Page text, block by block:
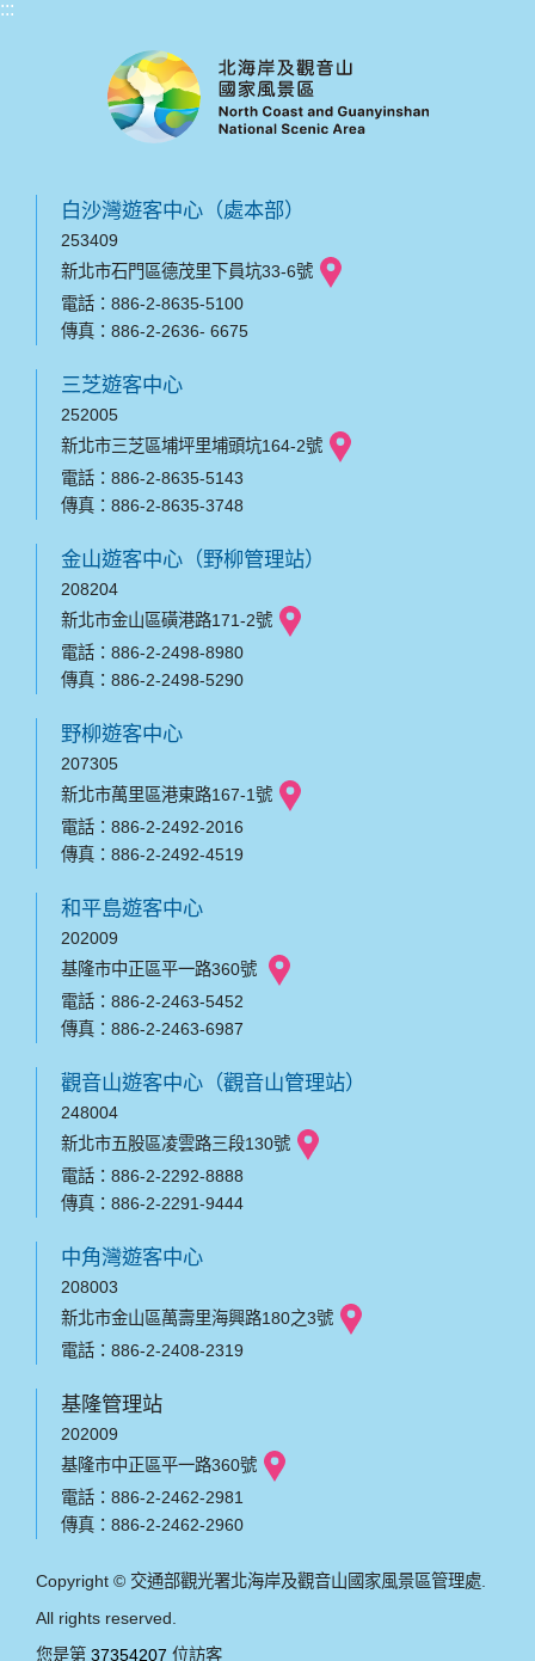
:::
白沙灣遊客中心（處本部）
253409
新北市石門區德茂里下員坑33-6號
電話：886-2-8635-5100
傳真：886-2-2636- 6675
三芝遊客中心
252005
新北市三芝區埔坪里埔頭坑164-2號
電話：886-2-8635-5143
傳真：886-2-8635-3748
金山遊客中心（野柳管理站）
208204
新北市金山區磺港路171-2號
電話：886-2-2498-8980
傳真：886-2-2498-5290
野柳遊客中心
207305
新北市萬里區港東路167-1號
電話：886-2-2492-2016
傳真：886-2-2492-4519
和平島遊客中心
202009
基隆市中正區平一路360號
電話：886-2-2463-5452
傳真：886-2-2463-6987
觀音山遊客中心（觀音山管理站）
248004
新北市五股區凌雲路三段130號
電話：886-2-2292-8888
傳真：886-2-2291-9444
中角灣遊客中心
208003
新北市金山區萬壽里海興路180之3號
電話：886-2-2408-2319
基隆管理站
202009
基隆市中正區平一路360號
電話：886-2-2462-2981
傳真：886-2-2462-2960
Copyright © 交通部觀光署北海岸及觀音山國家風景區管理處.
All rights reserved.
您是第 37354207 位訪客